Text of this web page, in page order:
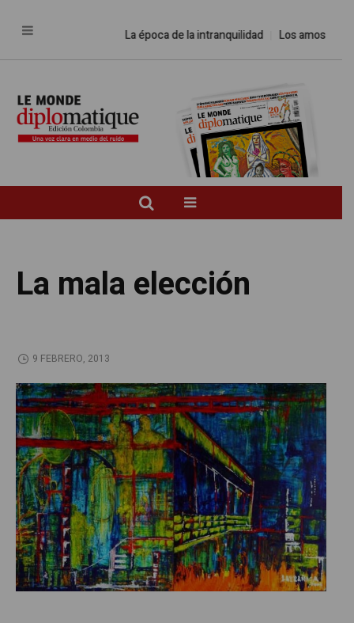
La época de la intranquilidad Los amos del mundo
La mala elección
9 FEBRERO, 2013